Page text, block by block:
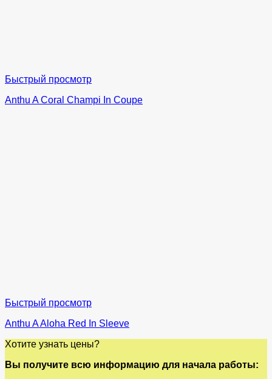
Быстрый просмотр
Anthu A Coral Champi In Coupe
Быстрый просмотр
Anthu A Aloha Red In Sleeve
Хотите узнать цены?
Вы получите всю информацию для начала работы: